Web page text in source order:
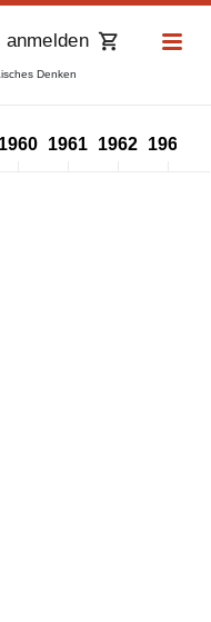
Denken
anmelden
1960 1961 1962 1963